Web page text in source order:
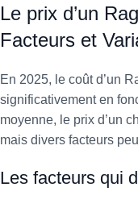
Le prix d’un
Facteurs et
En 2025, le coût d’un
significativement en
moyenne, le prix d’un
mais divers facteurs
Les facteurs qui